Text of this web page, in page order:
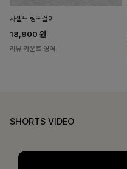
사셀드 링귀걸이
18,900 원
리뷰 카운트 영역
SHORTS VIDEO